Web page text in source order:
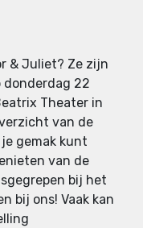
& Juliet? Ze zijn
donderdag 22
Theater in
van de
gemak kunt
van de
bij het
bij ons! Vaak kan